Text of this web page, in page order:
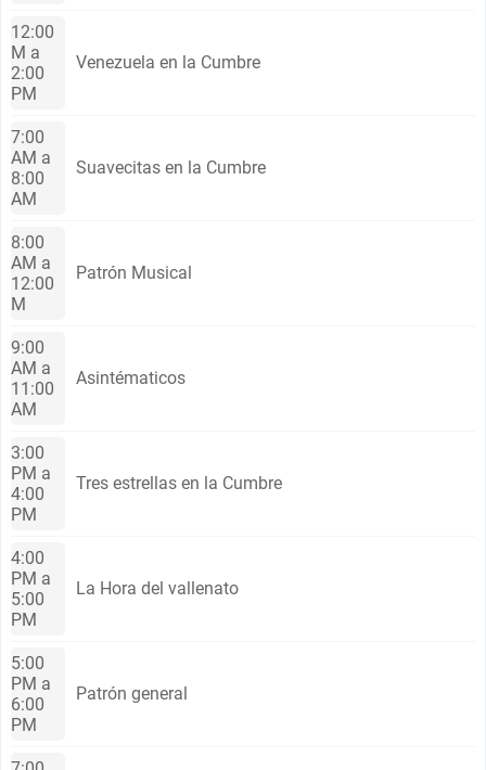
12:00
M a
2:00
PM
Venezuela en la Cumbre
7:00
AM a
8:00
AM
Suavecitas en la Cumbre
8:00
AM a
12:00
M
Patrón Musical
9:00
AM a
11:00
AM
Asintématicos
3:00
PM a
4:00
PM
Tres estrellas en la Cumbre
4:00
PM a
5:00
PM
La Hora del vallenato
5:00
PM a
6:00
PM
Patrón general